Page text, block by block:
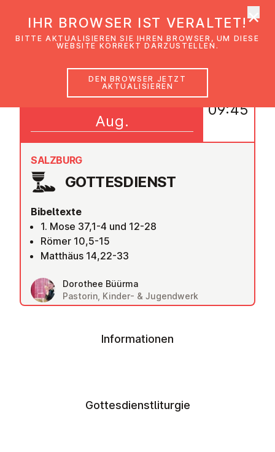
GOT­TES­DIENST
SALZBURG
Bibeltexte
1. Mose 37,1-4 und 12-28
Römer 10,5-15
Matthäus 14,22-33
Dorothee Büürma
Pastorin, Kinder- & Jugendwerk
09
Aug.
09:45
Informationen
Gottesdienstliturgie
IHR BROWSER IST VERALTET!
BITTE AKTUALISIEREN SIE IHREN BROWSER, UM DIESE
WEBSITE KORREKT DARZUSTELLEN.
DEN BROWSER JETZT
AKTUALISIEREN
×